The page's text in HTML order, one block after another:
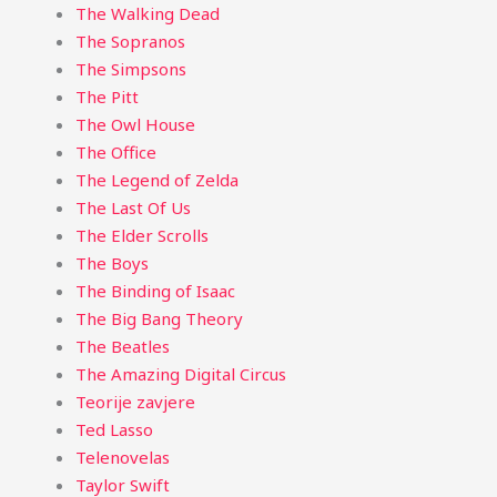
The Walking Dead
The Sopranos
The Simpsons
The Pitt
The Owl House
The Office
The Legend of Zelda
The Last Of Us
The Elder Scrolls
The Boys
The Binding of Isaac
The Big Bang Theory
The Beatles
The Amazing Digital Circus
Teorije zavjere
Ted Lasso
Telenovelas
Taylor Swift